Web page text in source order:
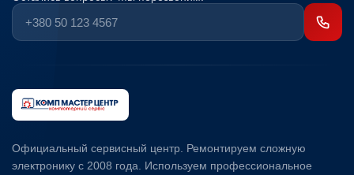
Официальный сервисный центр. Ремонтируем сложную
электронику с 2008 года. Используем профессиональное